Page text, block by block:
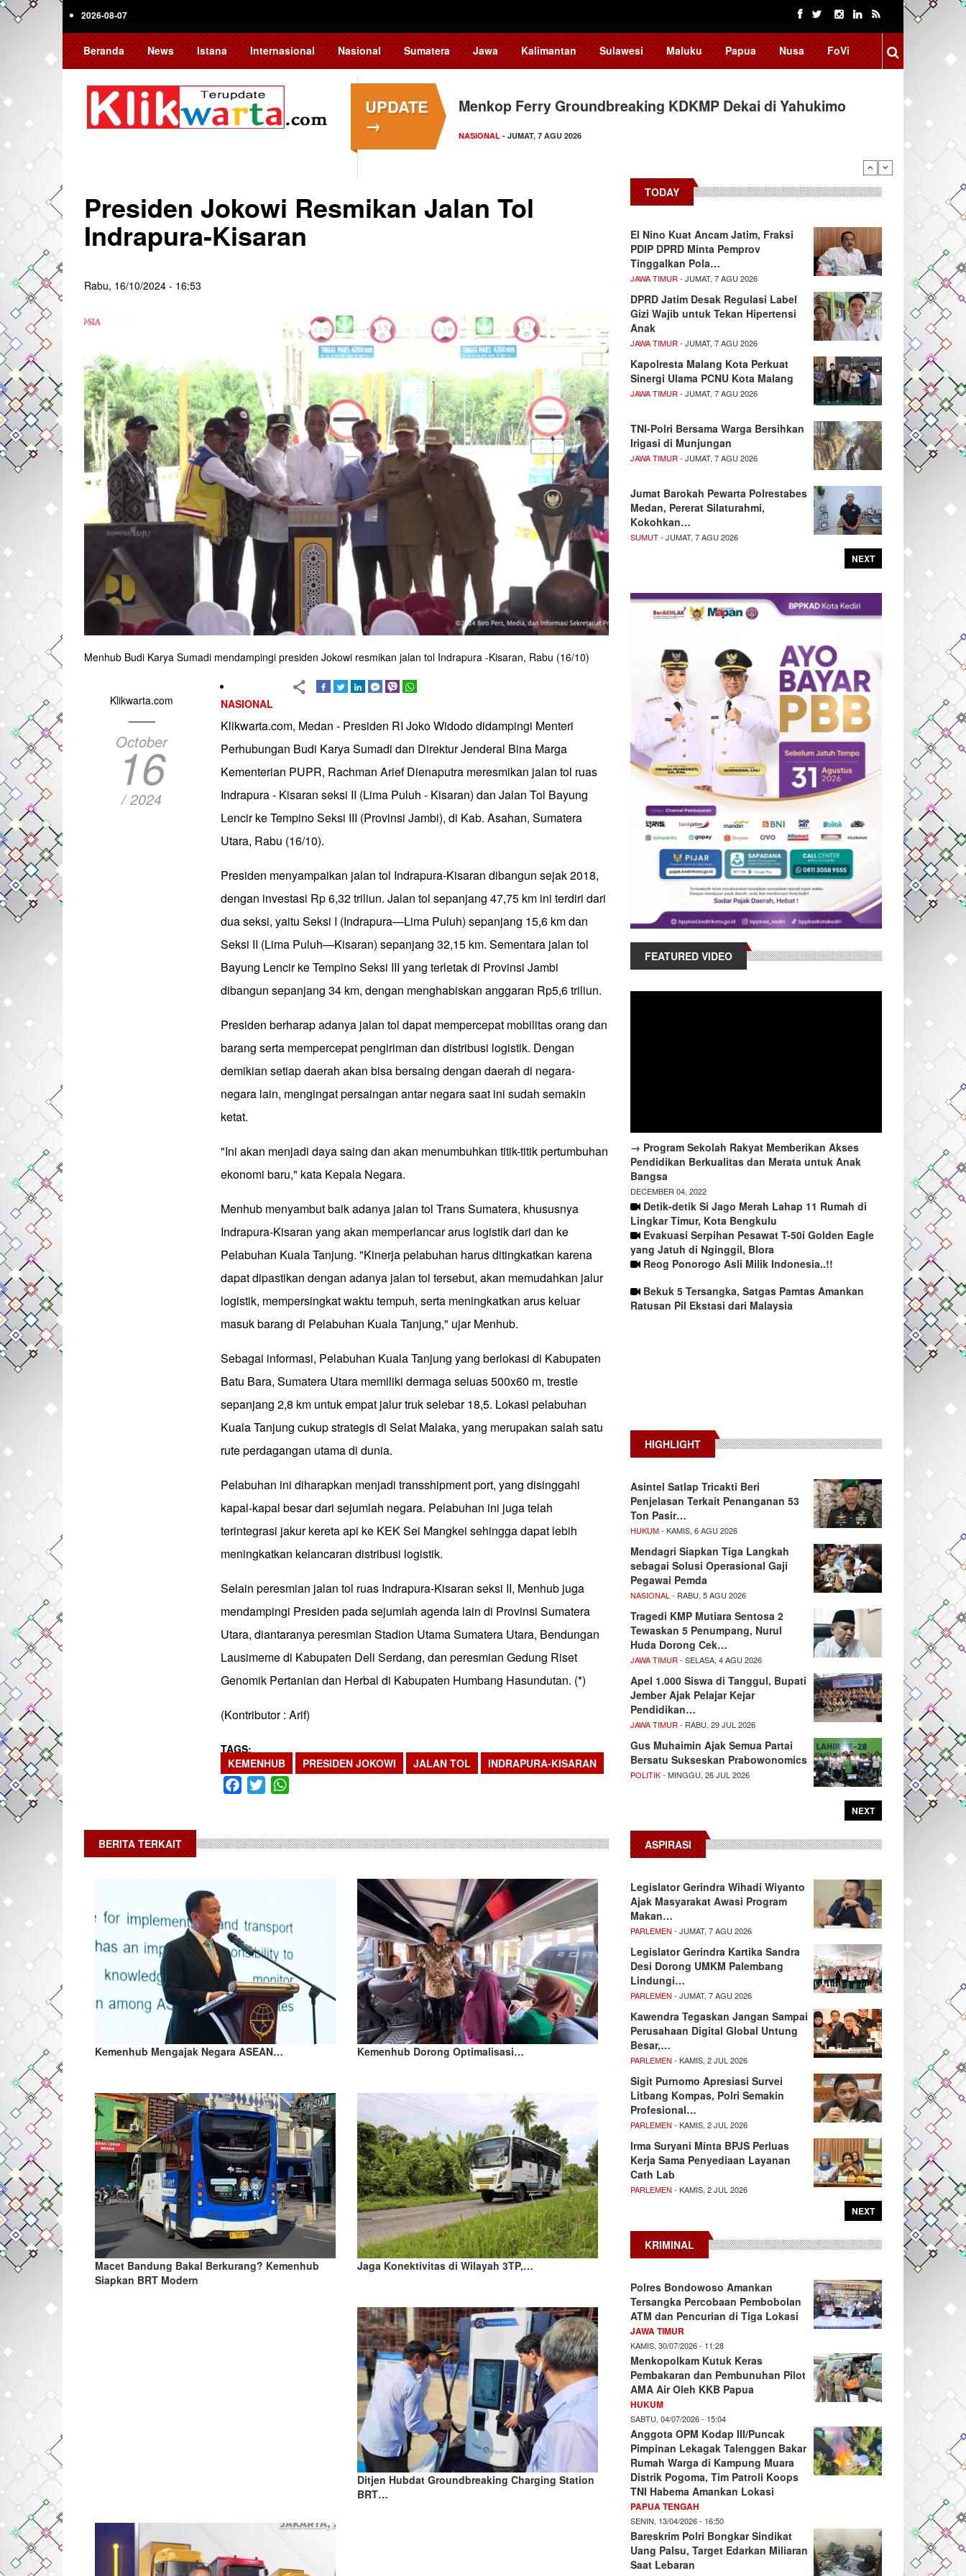
Skip
2026-08-07
Beranda News Istana Internasional Nasional Sumatera Jawa Kalimantan Sulawesi Maluku Papua Nusa FoVi
UPDATE
→
Menkop Ferry Groundbreaking KDKMP Dekai di Yahukimo
NASIONAL - JUMAT, 7 AGU 2026
Presiden Jokowi Resmikan Jalan Tol
Indrapura-Kisaran
Rabu, 16/10/2024 - 16:53
Menhub Budi Karya Sumadi mendampingi presiden Jokowi resmikan jalan tol Indrapura -Kisaran, Rabu (16/10)
Klikwarta.com
October
16
/ 2024
NASIONAL
Klikwarta.com, Medan - Presiden RI Joko Widodo didampingi Menteri
Perhubungan Budi Karya Sumadi dan Direktur Jenderal Bina Marga
Kementerian PUPR, Rachman Arief Dienaputra meresmikan jalan tol ruas
Indrapura - Kisaran seksi II (Lima Puluh - Kisaran) dan Jalan Tol Bayung
Lencir ke Tempino Seksi III (Provinsi Jambi), di Kab. Asahan, Sumatera
Utara, Rabu (16/10).
Presiden menyampaikan jalan tol Indrapura-Kisaran dibangun sejak 2018,
dengan investasi Rp 6,32 triliun. Jalan tol sepanjang 47,75 km ini terdiri dari
dua seksi, yaitu Seksi I (Indrapura—Lima Puluh) sepanjang 15,6 km dan
Seksi II (Lima Puluh—Kisaran) sepanjang 32,15 km. Sementara jalan tol
Bayung Lencir ke Tempino Seksi III yang terletak di Provinsi Jambi
dibangun sepanjang 34 km, dengan menghabiskan anggaran Rp5,6 triliun.
Presiden berharap adanya jalan tol dapat mempercepat mobilitas orang dan
barang serta mempercepat pengiriman dan distribusi logistik. Dengan
demikian setiap daerah akan bisa bersaing dengan daerah di negara-
negara lain, mengingat persaingan antar negara saat ini sudah semakin
ketat.
"Ini akan menjadi daya saing dan akan menumbuhkan titik-titik pertumbuhan
ekonomi baru," kata Kepala Negara.
Menhub menyambut baik adanya jalan tol Trans Sumatera, khususnya
Indrapura-Kisaran yang akan memperlancar arus logistik dari dan ke
Pelabuhan Kuala Tanjung. "Kinerja pelabuhan harus ditingkatkan karena
dapat dipastikan dengan adanya jalan tol tersebut, akan memudahkan jalur
logistik, mempersingkat waktu tempuh, serta meningkatkan arus keluar
masuk barang di Pelabuhan Kuala Tanjung," ujar Menhub.
Sebagai informasi, Pelabuhan Kuala Tanjung yang berlokasi di Kabupaten
Batu Bara, Sumatera Utara memiliki dermaga seluas 500x60 m, trestle
sepanjang 2,8 km untuk empat jalur truk selebar 18,5. Lokasi pelabuhan
Kuala Tanjung cukup strategis di Selat Malaka, yang merupakan salah satu
rute perdagangan utama di dunia.
Pelabuhan ini diharapkan menjadi transshipment port, yang disinggahi
kapal-kapal besar dari sejumlah negara. Pelabuhan ini juga telah
terintegrasi jakur kereta api ke KEK Sei Mangkei sehingga dapat lebih
meningkatkan kelancaran distribusi logistik.
Selain peresmian jalan tol ruas Indrapura-Kisaran seksi II, Menhub juga
mendampingi Presiden pada sejumlah agenda lain di Provinsi Sumatera
Utara, diantaranya peresmian Stadion Utama Sumatera Utara, Bendungan
Lausimeme di Kabupaten Deli Serdang, dan peresmian Gedung Riset
Genomik Pertanian dan Herbal di Kabupaten Humbang Hasundutan. (*)
(Kontributor : Arif)
TAGS
KEMENHUB
PRESIDEN JOKOWI JALAN TOL INDRAPURA-KISARAN
Facebook
Twitter
BERITA TERKAIT
Kemenhub Mengajak Negara ASEAN… Kemenhub Dorong Optimalisasi…
Macet Bandung Bakal Berkurang? Kemenhub
Siapkan BRT Modern
Jaga Konektivitas di Wilayah 3TP,…
Ditjen Hubdat Groundbreaking Charging Station
BRT…
TODAY
El Nino Kuat Ancam Jatim, Fraksi
PDIP DPRD Minta Pemprov
Tinggalkan Pola…
JAWA TIMUR - JUMAT, 7 AGU 2026
DPRD Jatim Desak Regulasi Label
Gizi Wajib untuk Tekan Hipertensi
Anak
JAWA TIMUR - JUMAT, 7 AGU 2026
Kapolresta Malang Kota Perkuat
Sinergi Ulama PCNU Kota Malang
JAWA TIMUR - JUMAT, 7 AGU 2026
TNI-Polri Bersama Warga Bersihkan
Irigasi di Munjungan
JAWA TIMUR - JUMAT, 7 AGU 2026
Jumat Barokah Pewarta Polrestabes
Medan, Pererat Silaturahmi,
Kokohkan…
SUMUT- JUMAT, 7 AGU 2026
NEXT
FEATURED VIDEO
→ Program Sekolah Rakyat Memberikan Akses
Pendidikan Berkualitas dan Merata untuk Anak
Bangsa
DECEMBER 04, 2022
Detik-detik Si Jago Merah Lahap 11 Rumah di
Lingkar Timur, Kota Bengkulu
Evakuasi Serpihan Pesawat T-50i Golden Eagle
yang Jatuh di Nginggil, Blora
Reog Ponorogo Asli Milik Indonesia..!!
Bekuk 5 Tersangka, Satgas Pamtas Amankan
Ratusan Pil Ekstasi dari Malaysia
HIGHLIGHT
Asintel Satlap Tricakti Beri
Penjelasan Terkait Penanganan 53
Ton Pasir…
HUKUM- KAMIS, 6 AGU 2026
Mendagri Siapkan Tiga Langkah
sebagai Solusi Operasional Gaji
Pegawai Pemda
NASIONAL - RABU, 5 AGU 2026
Tragedi KMP Mutiara Sentosa 2
Tewaskan 5 Penumpang, Nurul
Huda Dorong Cek…
JAWA TIMUR - SELASA, 4 AGU 2026
Apel 1.000 Siswa di Tanggul, Bupati
Jember Ajak Pelajar Kejar
Pendidikan…
JAWA TIMUR - RABU, 29 JUL 2026
Gus Muhaimin Ajak Semua Partai
Bersatu Sukseskan Prabowonomics
POLITIK- MINGGU, 26 JUL 2026
NEXT
ASPIRASI
Legislator Gerindra Wihadi Wiyanto
Ajak Masyarakat Awasi Program
Makan…
PARLEMEN - JUMAT, 7 AGU 2026
Legislator Gerindra Kartika Sandra
Desi Dorong UMKM Palembang
Lindungi…
PARLEMEN - JUMAT, 7 AGU 2026
Kawendra Tegaskan Jangan Sampai
Perusahaan Digital Global Untung
Besar,…
PARLEMEN - KAMIS, 2 JUL 2026
Sigit Purnomo Apresiasi Survei
Litbang Kompas, Polri Semakin
Profesional…
PARLEMEN - KAMIS, 2 JUL 2026
Irma Suryani Minta BPJS Perluas
Kerja Sama Penyediaan Layanan
Cath Lab
PARLEMEN - KAMIS, 2 JUL 2026
NEXT
KRIMINAL
Polres Bondowoso Amankan
Tersangka Percobaan Pembobolan
ATM dan Pencurian di Tiga Lokasi
JAWA TIMUR
KAMIS, 30/07/2026 - 11:28
Menkopolkam Kutuk Keras
Pembakaran dan Pembunuhan Pilot
AMA Air Oleh KKB Papua
HUKUM
SABTU, 04/07/2026 - 15:04
Anggota OPM Kodap III/Puncak
Pimpinan Lekagak Talenggen Bakar
Rumah Warga di Kampung Muara
Distrik Pogoma, Tim Patroli Koops
TNI Habema Amankan Lokasi
PAPUA TENGAH
SENIN, 13/04/2026 - 16:50
Bareskrim Polri Bongkar Sindikat
Uang Palsu, Target Edarkan Miliaran
Saat Lebaran